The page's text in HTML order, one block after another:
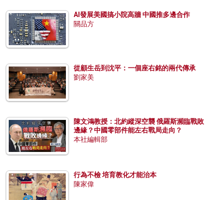
AI發展美國搞小院高牆 中國推多邊合作
關品方
從顧生岳到沈平：一個座右銘的兩代傳承
劉家美
陳文鴻教授：北約縱深空襲 俄羅斯瀕臨戰敗
邊緣？中國零部件能左右戰局走向？
本社編輯部
行為不檢 培育教化才能治本
陳家偉